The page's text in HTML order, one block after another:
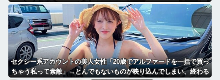
セクシー系アカウントの美人女性「20歳でアルファードを一括で買っ
ちゃう私って素敵」→とんでもないものが映り込んでしまい、終わる